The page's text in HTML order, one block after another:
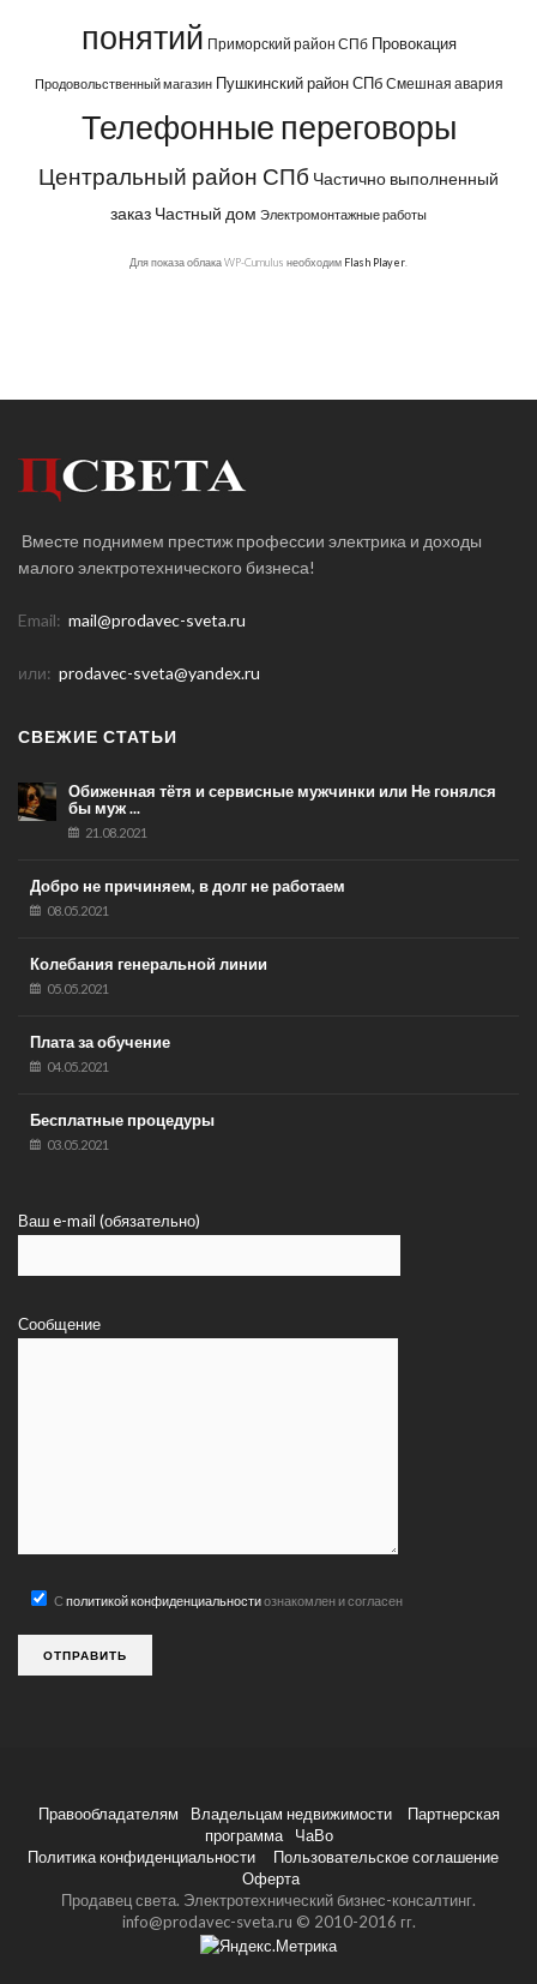
понятий Приморский район СПб Провокация
Продовольственный магазин Пушкинский район СПб Смешная авария
Телефонные переговоры
Центральный район СПб Частично выполненный
заказ Частный дом Электромонтажные работы
Для показа облака WP-Cumulus необходим Flash Player
Вместе поднимем престиж профессии электрика и доходы
малого электротехнического бизнеса!
Email: mail@prodavec-sveta.ru
или: prodavec-sveta@yandex.ru
СВЕЖИЕ СТАТЬИ
Обиженная тётя и сервисные мужчинки или Не гонялся
бы муж ...
21.08.2021
Добро не причиняем, в долг не работаем
08.05.2021
Колебания генеральной линии
05.05.2021
Плата за обучение
04.05.2021
Бесплатные процедуры
03.05.2021
Ваш e-mail (обязательно)
Сообщение
С политикой конфиденциальностиознакомлен и согласен
Правообладателям Владельцам недвижимости
Партнерская
программа
ЧаВо
Политика конфиденциальности
Пользовательское соглашение
Оферта
Продавец света. Электротехнический бизнес-консалтинг.
info@prodavec-sveta.ru © 2010-2016 гг.